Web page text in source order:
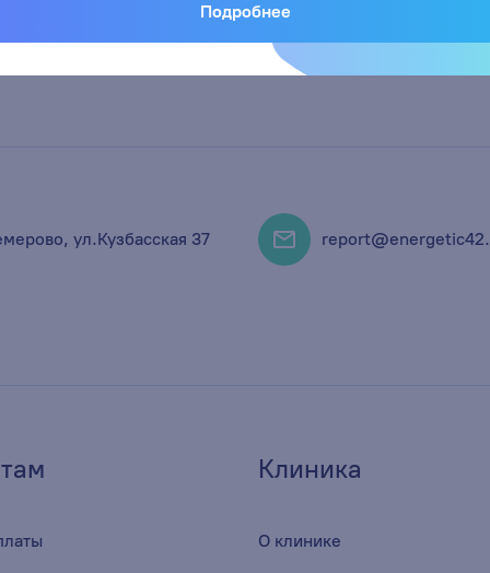
Подробнее
ул.Кузбасская 37
Клиника
О клинике